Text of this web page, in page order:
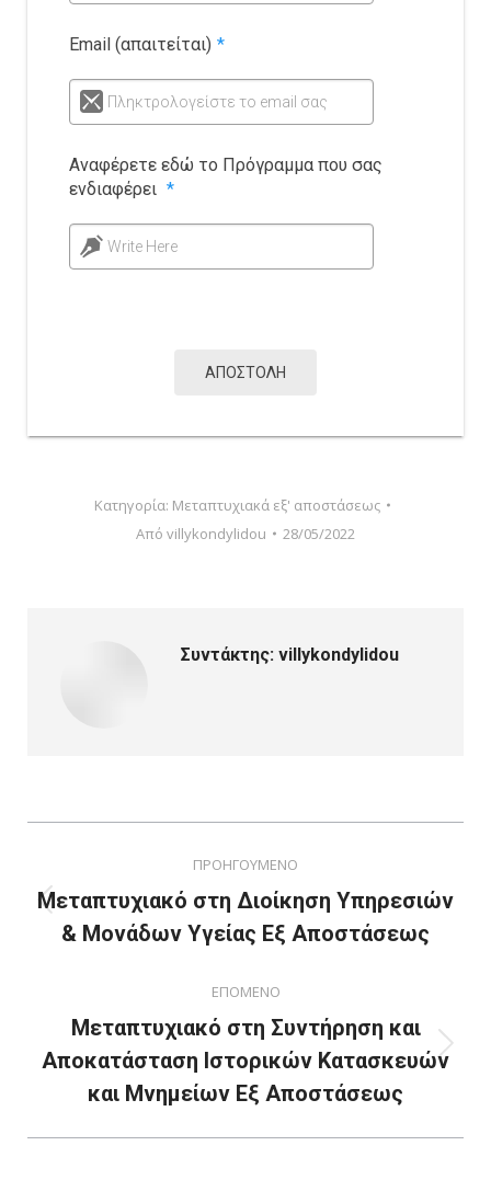
Email (απαιτείται) *
Πληκτρολογείστε το email σας
Αναφέρετε εδώ το Πρόγραμμα που σας
ενδιαφέρει *
Write Here
ΑΠΟΣΤΟΛΗ
Κατηγορία: Μεταπτυχιακά εξ' αποστάσεως
Από villykondylidou 28/05/2022
Συντάκτης: villykondylidou
navigation
ΠΡΟΗΓΟΥΜΕΝΟ
Previous
post:
Μεταπτυχιακό στη Διοίκηση Υπηρεσιών
& Μονάδων Υγείας Εξ Αποστάσεως
ΕΠΟΜΕΝΟ
Next
post:
Μεταπτυχιακό στη Συντήρηση και
Αποκατάσταση Ιστορικών Κατασκευών
και Μνημείων Εξ Αποστάσεως